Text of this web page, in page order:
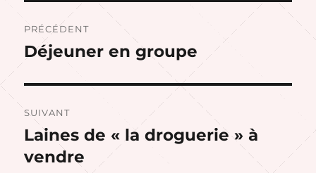
Navigation
de
PRÉCÉDENT
Publication
Déjeuner en groupe
SUIVANT
Publication
suivante :
Laines de « la droguerie » à
vendre